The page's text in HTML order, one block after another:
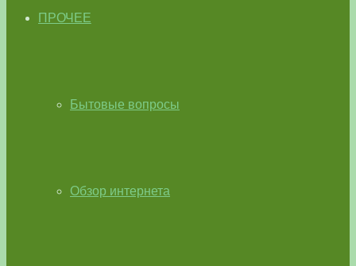
ПРОЧЕЕ
Бытовые вопросы
Обзор интернета